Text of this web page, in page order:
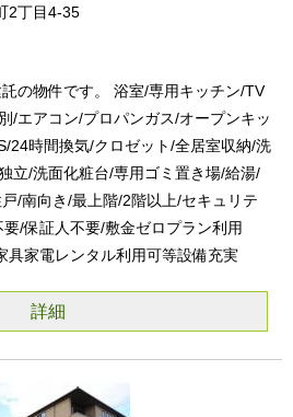
2丁目4-35
の物件です。 浴室/専用キッチン/TV
/エアコン/プロパンガス/オープンキッ
24時間換気/クロゼット/全居室収納/洗
立/洗面化粧台/専用ゴミ置き場/給湯/
/南向き/最上階/2階以上/セキュリテ
/保証人不要/敷金ゼロプラン利用
具家電レンタル利用可等設備充実
詳細